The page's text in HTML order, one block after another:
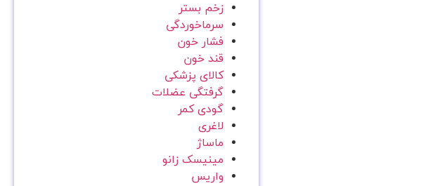
زخم بستر
سرماخوردگی
فشار خون
قند خون
کالای پزشکی
گرفتگی عضلات
گودی کمر
لاغری
ماساژ
مینیسک زانو
واریس